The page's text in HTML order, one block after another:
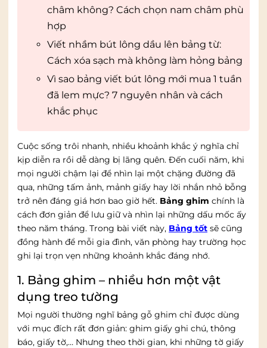
châm không? Cách chọn nam châm phù
hợp
Viết nhầm bút lông dầu lên bảng từ:
Cách xóa sạch mà không làm hỏng bảng
Vì sao bảng viết bút lông mới mua 1 tuần
đã lem mực? 7 nguyên nhân và cách
khắc phục
Cuộc sống trôi nhanh, nhiều khoảnh khắc ý nghĩa chỉ
kịp diễn ra rồi dễ dàng bị lãng quên. Đến cuối năm, khi
mọi người chậm lại để nhìn lại một chặng đường đã
qua, những tấm ảnh, mảnh giấy hay lời nhắn nhỏ bỗng
trở nên đáng giá hơn bao giờ hết. Bảng ghim chính là
cách đơn giản để lưu giữ và nhìn lại những dấu mốc ấy
theo năm tháng. Trong bài viết này, Bảng tốt sẽ cũng
đồng hành để mỗi gia đình, văn phòng hay trường học
ghi lại trọn vẹn những khoảnh khắc đáng nhớ.
1. Bảng ghim – nhiều hơn một vật
dụng treo tường
Mọi người thường nghĩ bảng gỗ ghim chỉ được dùng
với mục đích rất đơn giản: ghim giấy ghi chú, thông
báo, giấy tờ,… Nhưng theo thời gian, khi những tờ giấy